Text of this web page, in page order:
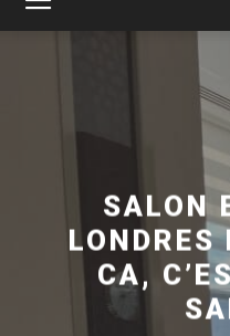
SALON
LONDRES
CA,